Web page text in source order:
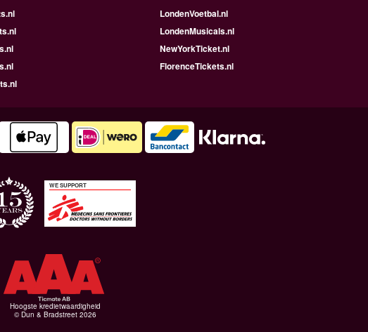
LondenVoetbal.nl
LondenMusicals.nl
NewYorkTicket.nl
FlorenceTickets.nl
WE SUPPORT
Hoogste kredietwaardigheid
© Dun & Bradstreet 2026